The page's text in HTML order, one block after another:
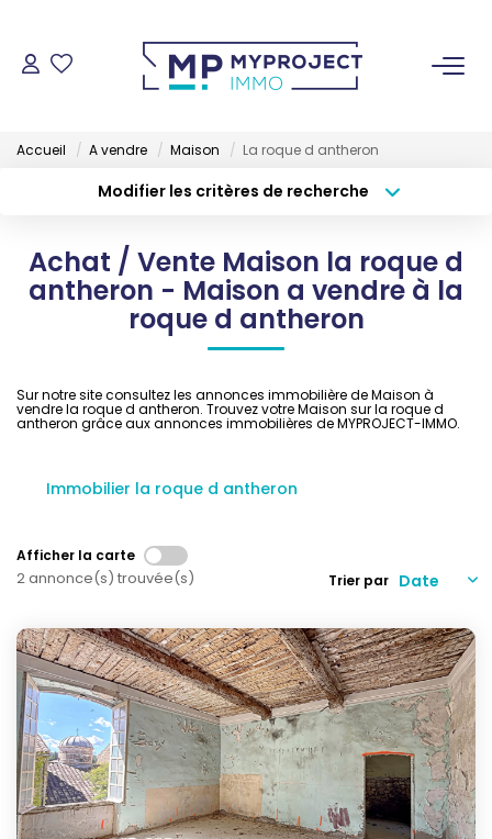
ESTIMER
Qui Sommes-Nous
Nous Rejoindre
CONTACT
Accueil A vendre Maison La roque d antheron
Modifier les critères de recherche
Sélectionnez...
Type de bien
Surface min
Créer une alerte
Achat / Vente Maison la roque d
antheron - Maison a vendre à la
roque d antheron
Sur notre site consultez les annonces immobilière de Maison à
vendre la roque d antheron. Trouvez votre Maison sur la roque d
antheron grâce aux annonces immobilières de MYPROJECT-IMMO.
Immobilier la roque d antheron
Afficher la carte
2 annonce(s) trouvée(s) Trier par